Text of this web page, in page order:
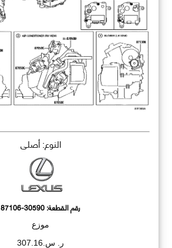
النوع: أصلي
رقم القطعة:87106-30590
موزع
ر. س.307.16